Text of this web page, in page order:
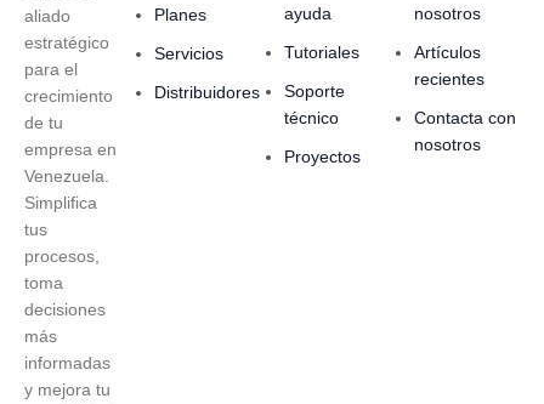
aliado
estratégico
para el
crecimiento
de tu
empresa en
Venezuela.
Simplifica
tus
procesos,
toma
decisiones
más
informadas
y mejora tu
Planes
Servicios
Distribuidores
ayuda
Tutoriales
Soporte
técnico
Proyectos
nosotros
Artículos
recientes
Contacta con
nosotros